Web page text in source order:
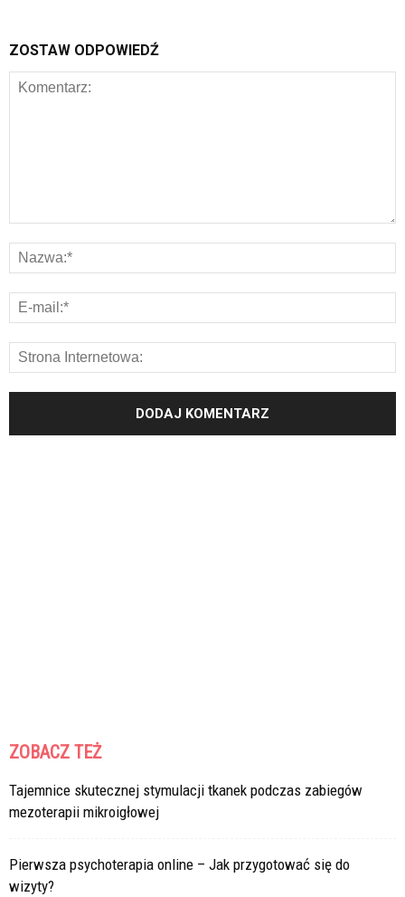
ZOSTAW ODPOWIEDŹ
ZOBACZ TEŻ
Tajemnice skutecznej stymulacji tkanek podczas zabiegów
mezoterapii mikroigłowej
Pierwsza psychoterapia online – Jak przygotować się do
wizyty?